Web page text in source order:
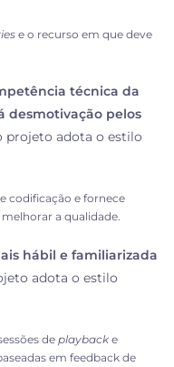
e o recurso em que deve
técnica da
desmotivação pelos
projeto adota o estilo
codificação e fornece
a qualidade.
hábil e familiarizada
adota o estilo
de playback e
em feedback de